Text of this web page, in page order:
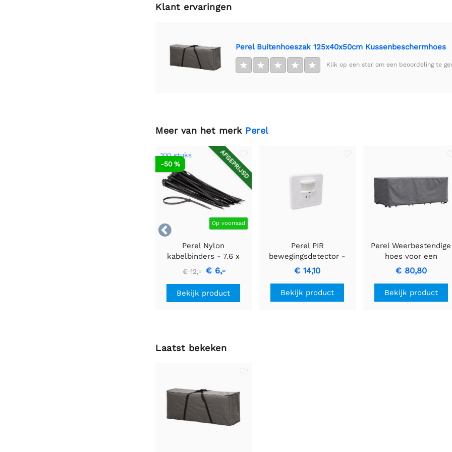
Klant ervaringen
Perel Buitenhoeszak 125x40x50cm Kussenbeschermhoes
★ ★ ★ ★ ★ Klik op een ster om een beoordeling te
Meer van het merk Perel

AFGEPRIJSD
100 stuks
Op voorraad
-50 %
Perel Nylon
kabelbinders - 7.6 x
400mm - zwart - 100
stuks
€ 12,- € 6,-
Bekijk product
Perel PIR
bewegingsdetector -
Inbouw met
bewegingsdetectie &
inbouwontwerp
€ 14,10
Bekijk product
Perel Weerbestendige
hoes voor een
rechthoekige tuinset
310x180x95cm.
€ 80,80
Bekijk product
Laatst bekeken